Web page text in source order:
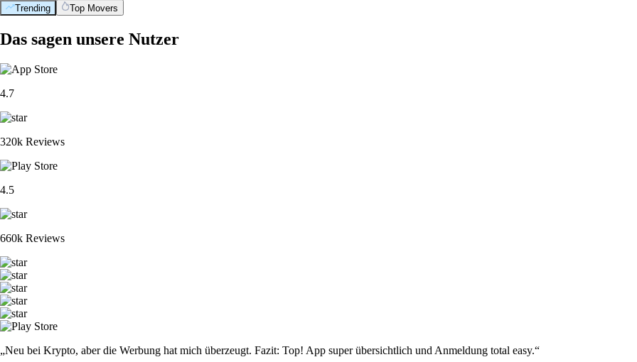
Trending Top Movers
Das sagen unsere Nutzer
4.7
320k Reviews
4.5
660k Reviews
„Neu bei Krypto, aber die Werbung hat mich überzeugt. Fazit: Top! App super übersichtlich und Anmeldung total easy.“